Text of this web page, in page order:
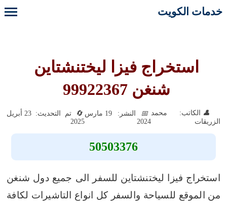
خدمات الكويت
استخراج فيزا ليختنشتاين
شنغن 99922367
الكاتب: محمد
الزريقات
النشر: 19 مارس
2024
تم التحديث: 23 أبريل
2025
50503376
استخراج فيزا ليختنشتاين للسفر الى جميع دول شنغن
من الموقع للسياحة والسفر كل انواع التاشيرات لكافة